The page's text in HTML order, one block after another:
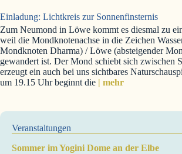
Einladung: Lichtkreis zur Sonnenfinsternis
Zum Neumond in Löwe kommt es diesmal zu
weil die Mondknotenachse in die Zeichen
Mondknoten Dharma) / Löwe (absteigender
gewandert ist. Der Mond schiebt sich zwischen
erzeugt ein auch bei uns sichtbares
um 19.15 Uhr beginnt die | mehr
Veranstaltungen
Sommer im Yogini Dome an der Elbe